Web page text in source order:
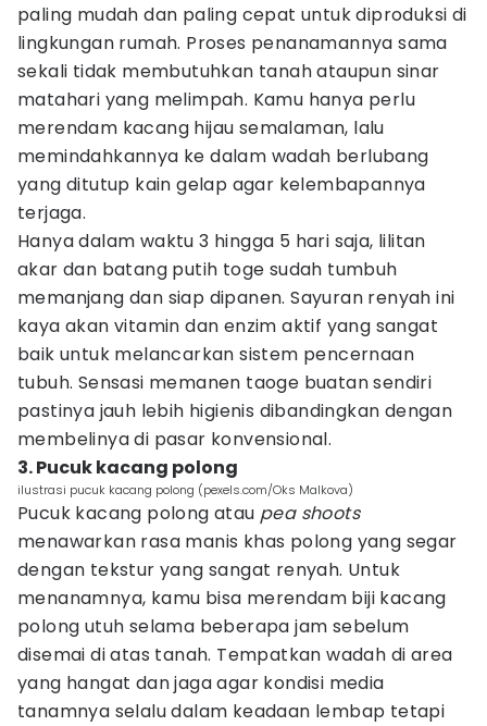
paling mudah dan paling cepat untuk diproduksi di
lingkungan rumah. Proses penanamannya sama
sekali tidak membutuhkan tanah ataupun sinar
matahari yang melimpah. Kamu hanya perlu
merendam kacang hijau semalaman, lalu
memindahkannya ke dalam wadah berlubang
yang ditutup kain gelap agar kelembapannya
terjaga.
Hanya dalam waktu 3 hingga 5 hari saja, lilitan
akar dan batang putih toge sudah tumbuh
memanjang dan siap dipanen. Sayuran renyah ini
kaya akan vitamin dan enzim aktif yang sangat
baik untuk melancarkan sistem pencernaan
tubuh. Sensasi memanen taoge buatan sendiri
pastinya jauh lebih higienis dibandingkan dengan
membelinya di pasar konvensional.
3. Pucuk kacang polong
ilustrasi pucuk kacang polong (pexels.com/Oks Malkova)
Pucuk kacang polong atau pea shoots
menawarkan rasa manis khas polong yang segar
dengan tekstur yang sangat renyah. Untuk
menanamnya, kamu bisa merendam biji kacang
polong utuh selama beberapa jam sebelum
disemai di atas tanah. Tempatkan wadah di area
yang hangat dan jaga agar kondisi media
tanamnya selalu dalam keadaan lembap tetapi